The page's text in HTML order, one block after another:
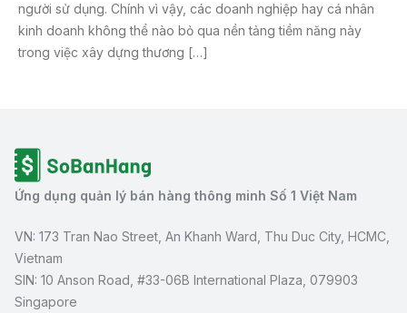
người sử dụng. Chính vì vậy, các doanh nghiệp hay cá nhân
kinh doanh không thể nào bỏ qua nền tảng tiềm năng này
trong việc xây dựng thương […]
Ứng dụng quản lý bán hàng thông minh Số 1 Việt Nam
VN: 173 Tran Nao Street, An Khanh Ward, Thu Duc City, HCMC,
Vietnam
SIN: 10 Anson Road, #33-06B International Plaza, 079903
Singapore